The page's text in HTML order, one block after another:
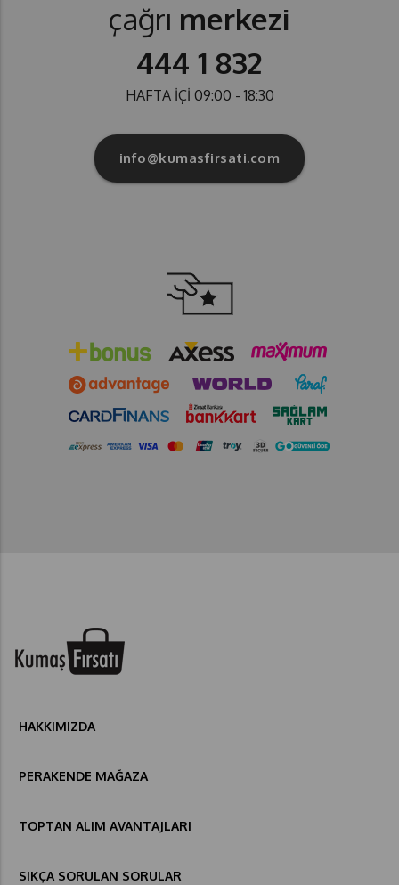
çağrı merkezi
444 1 832
HAFTA İÇİ 09:00 - 18:30
info@kumasfirsati.com
HAKKIMIZDA
PERAKENDE MAĞAZA
TOPTAN ALIM AVANTAJLARI
SIKÇA SORULAN SORULAR